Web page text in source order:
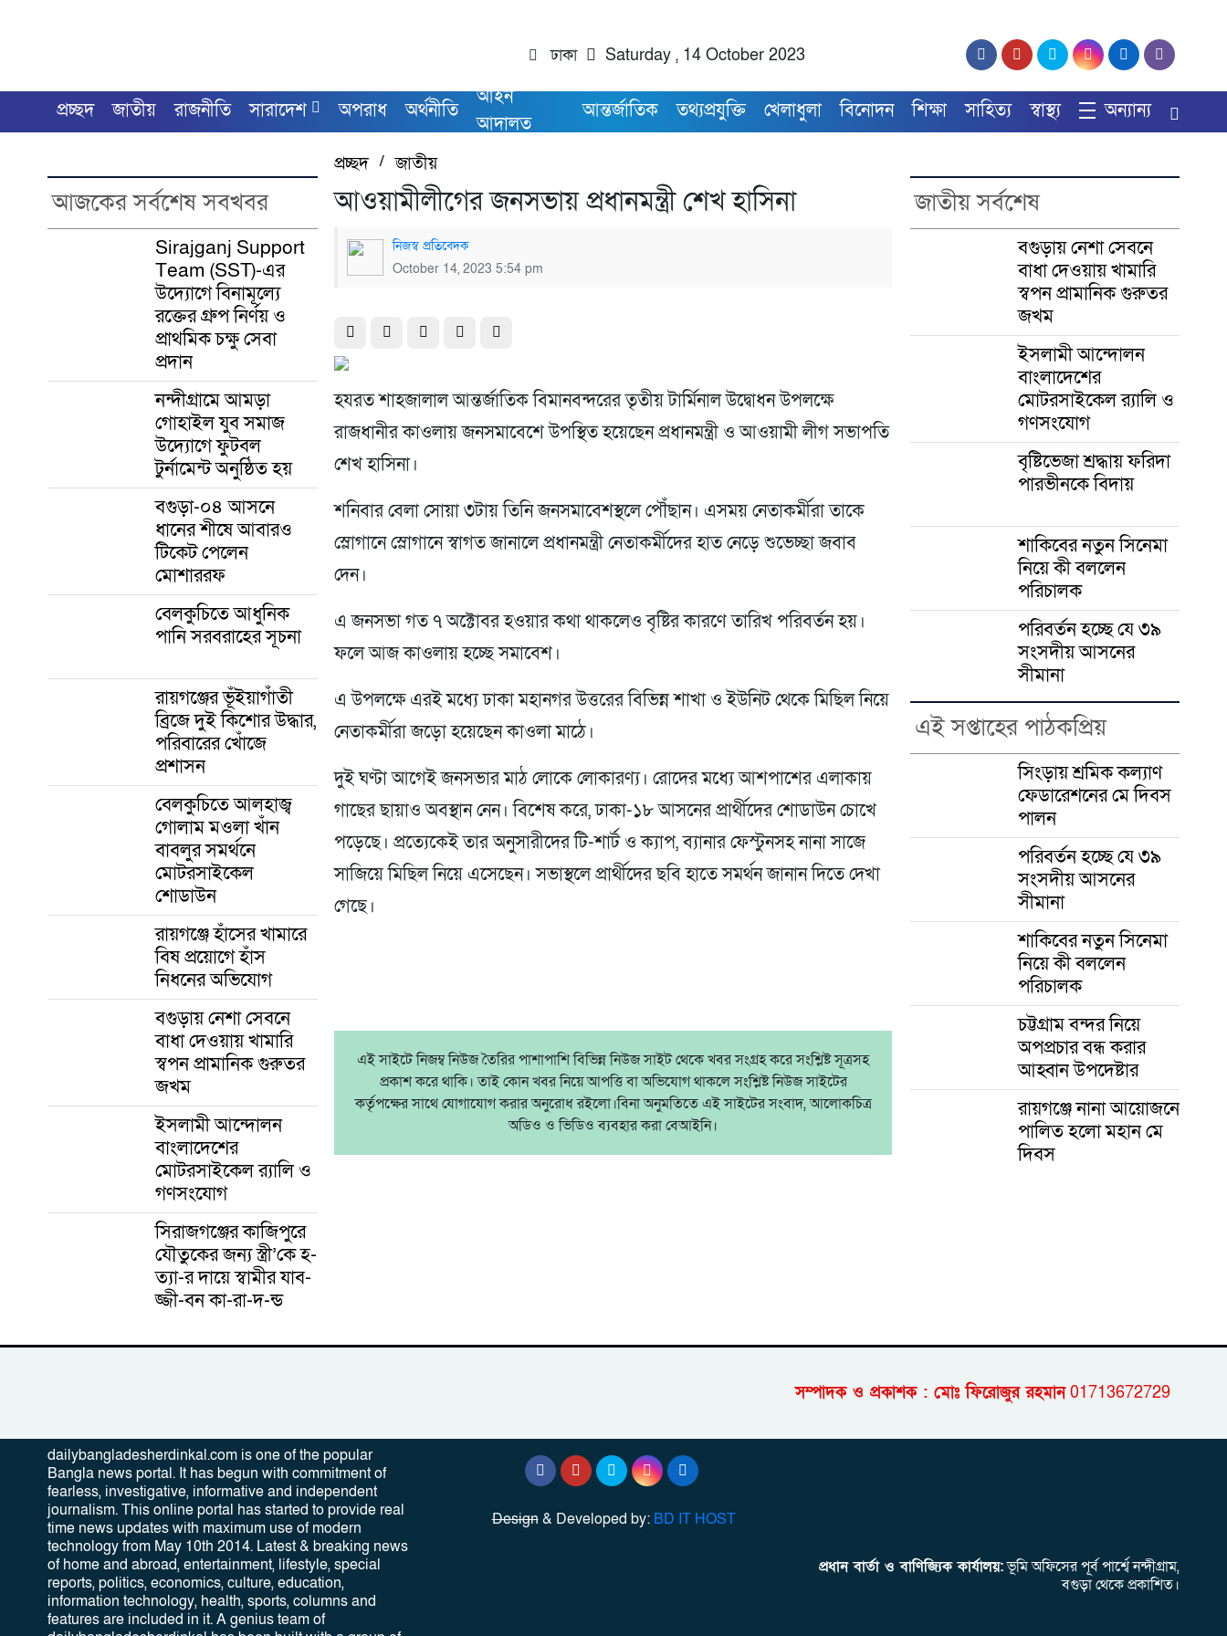
ঢাকা Saturday , 14 October 2023
প্রচ্ছদ জাতীয় রাজনীতি সারাদেশ অপরাধ অর্থনীতি
আইন
আদালত
আন্তর্জাতিক তথ্যপ্রযুক্তি খেলাধুলা বিনোদন শিক্ষা সাহিত্য স্বাস্থ্য অন্যান্য
আজকের সর্বশেষ সবখবর
Sirajganj Support
Team (SST)-এর
উদ্যোগে বিনামূল্যে
রক্তের গ্রুপ নির্ণয় ও
প্রাথমিক চক্ষু সেবা
প্রদান
নন্দীগ্রামে আমড়া
গোহাইল যুব সমাজ
উদ্যোগে ফুটবল
টুর্নামেন্ট অনুষ্ঠিত হয়
বগুড়া-০৪ আসনে
ধানের শীষে আবারও
টিকেট পেলেন
মোশাররফ
বেলকুচিতে আধুনিক
পানি সরবরাহের সূচনা
রায়গঞ্জের ভূঁইয়াগাঁতী
ব্রিজে দুই কিশোর উদ্ধার,
পরিবারের খোঁজে
প্রশাসন
বেলকুচিতে আলহাজ্ব
গোলাম মওলা খাঁন
বাবলুর সমর্থনে
মোটরসাইকেল
শোডাউন
রায়গঞ্জে হাঁসের খামারে
বিষ প্রয়োগে হাঁস
নিধনের অভিযোগ
বগুড়ায় নেশা সেবনে
বাধা দেওয়ায় খামারি
স্বপন প্রামানিক গুরুতর
জখম
ইসলামী আন্দোলন
বাংলাদেশের
মোটরসাইকেল র‍্যালি ও
গণসংযোগ
সিরাজগঞ্জের কাজিপুরে
যৌতুকের জন্য স্ত্রী’কে হ-
ত্যা-র দায়ে স্বামীর যাব-
জ্জী-বন কা-রা-দ-ন্ড
প্রচ্ছদ/জাতীয়
আওয়ামীলীগের জনসভায় প্রধানমন্ত্রী শেখ হাসিনা
নিজস্ব প্রতিবেদক
October 14, 2023 5:54 pm
হযরত শাহজালাল আন্তর্জাতিক বিমানবন্দরের তৃতীয় টার্মিনাল উদ্বোধন উপলক্ষে
রাজধানীর কাওলায় জনসমাবেশে উপস্থিত হয়েছেন প্রধানমন্ত্রী ও আওয়ামী লীগ সভাপতি
শেখ হাসিনা।
শনিবার বেলা সোয়া ৩টায় তিনি জনসমাবেশস্থলে পৌঁছান। এসময় নেতাকর্মীরা তাকে
স্লোগানে স্লোগানে স্বাগত জানালে প্রধানমন্ত্রী নেতাকর্মীদের হাত নেড়ে শুভেচ্ছা জবাব
দেন।
এ জনসভা গত ৭ অক্টোবর হওয়ার কথা থাকলেও বৃষ্টির কারণে তারিখ পরিবর্তন হয়।
ফলে আজ কাওলায় হচ্ছে সমাবেশ।
এ উপলক্ষে এরই মধ্যে ঢাকা মহানগর উত্তরের বিভিন্ন শাখা ও ইউনিট থেকে মিছিল নিয়ে
নেতাকর্মীরা জড়ো হয়েছেন কাওলা মাঠে।
দুই ঘণ্টা আগেই জনসভার মাঠ লোকে লোকারণ্য। রোদের মধ্যে আশপাশের এলাকায়
গাছের ছায়াও অবস্থান নেন। বিশেষ করে, ঢাকা-১৮ আসনের প্রার্থীদের শোডাউন চোখে
পড়েছে। প্রত্যেকেই তার অনুসারীদের টি-শার্ট ও ক্যাপ, ব্যানার ফেস্টুনসহ নানা সাজে
সাজিয়ে মিছিল নিয়ে এসেছেন। সভাস্থলে প্রার্থীদের ছবি হাতে সমর্থন জানান দিতে দেখা
গেছে।
এই সাইটে নিজম্ব নিউজ তৈরির পাশাপাশি বিভিন্ন নিউজ সাইট থেকে খবর সংগ্রহ করে সংশ্লিষ্ট সূত্রসহ
প্রকাশ করে থাকি। তাই কোন খবর নিয়ে আপত্তি বা অভিযোগ থাকলে সংশ্লিষ্ট নিউজ সাইটের
কর্তৃপক্ষের সাথে যোগাযোগ করার অনুরোধ রইলো।বিনা অনুমতিতে এই সাইটের সংবাদ, আলোকচিত্র
অডিও ও ভিডিও ব্যবহার করা বেআইনি।
জাতীয় সর্বশেষ
বগুড়ায় নেশা সেবনে
বাধা দেওয়ায় খামারি
স্বপন প্রামানিক গুরুতর
জখম
ইসলামী আন্দোলন
বাংলাদেশের
মোটরসাইকেল র‍্যালি ও
গণসংযোগ
বৃষ্টিভেজা শ্রদ্ধায় ফরিদা
পারভীনকে বিদায়
শাকিবের নতুন সিনেমা
নিয়ে কী বললেন
পরিচালক
পরিবর্তন হচ্ছে যে ৩৯
সংসদীয় আসনের
সীমানা
এই সপ্তাহের পাঠকপ্রিয়
সিংড়ায় শ্রমিক কল্যাণ
ফেডারেশনের মে দিবস
পালন
পরিবর্তন হচ্ছে যে ৩৯
সংসদীয় আসনের
সীমানা
শাকিবের নতুন সিনেমা
নিয়ে কী বললেন
পরিচালক
চট্টগ্রাম বন্দর নিয়ে
অপপ্রচার বন্ধ করার
আহ্বান উপদেষ্টার
রায়গঞ্জে নানা আয়োজনে
পালিত হলো মহান মে
দিবস
সম্পাদক ও প্রকাশক : মোঃ ফিরোজুর রহমান01713672729
dailybangladesherdinkal.com is one of the popular
Bangla news portal. It has begun with commitment of
fearless, investigative, informative and independent
journalism. This online portal has started to provide real
time news updates with maximum use of modern
technology from May 10th 2014. Latest & breaking news
of home and abroad, entertainment, lifestyle, special
reports, politics, economics, culture, education,
information technology, health, sports, columns and
features are included in it. A genius team of
Design& Developed by: BD IT HOST
প্রধান বার্তা ও বাণিজ্যিক কার্যালয়:ভূমি অফিসের পূর্ব পার্শ্বে নন্দীগ্রাম,
বগুড়া থেকে প্রকাশিত।